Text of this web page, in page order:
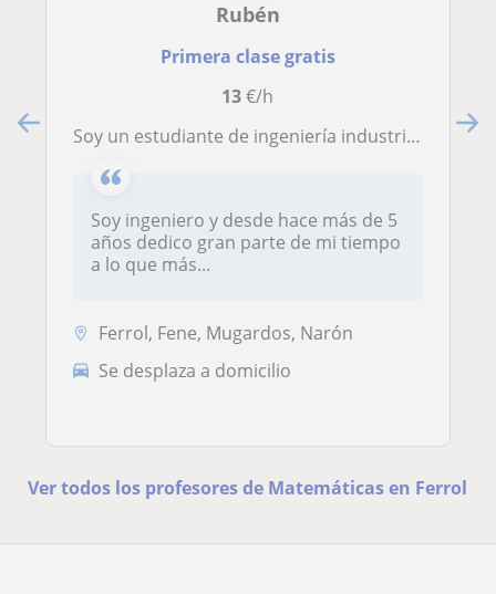
Rubén
Primera clase gratis
13€/h
Soy un estudiante de ingeniería industrial en ferrol. Puedo dar clases de matemáticas, física y química además de inglés desde los más pequeños hasta 4° de la E.S.O
Soy ingeniero y desde hace más de 5
años dedico gran parte de mi tiempo
a lo que más...
Ferrol, Fene, Mugardos, Narón
Se desplaza a domicilio
Ver todos los profesores de Matemáticas en Ferrol